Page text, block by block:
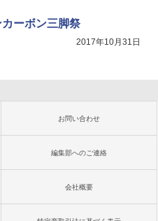
ーボン三脚祭
2017年10月31日
お問い合わせ
編集部へのご連絡
会社概要